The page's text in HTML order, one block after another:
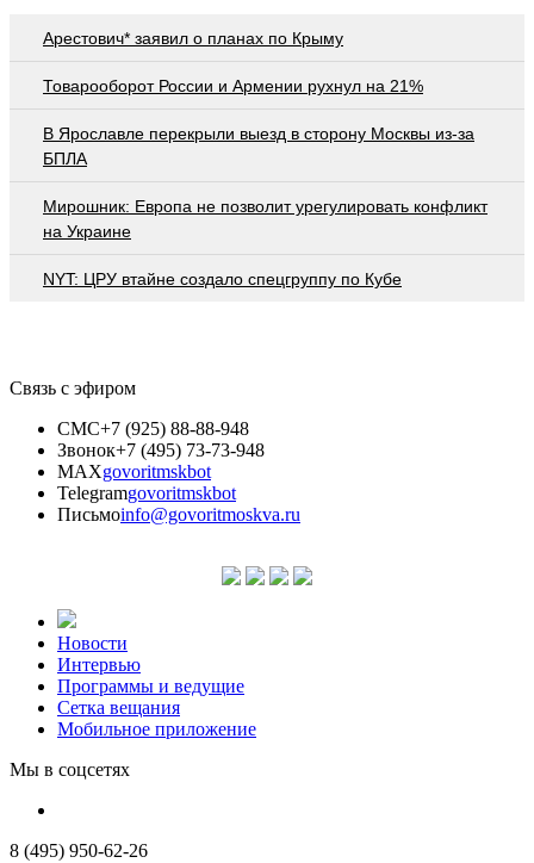
Арестович* заявил о планах по Крыму
Товарооборот России и Армении рухнул на 21%
В Ярославле перекрыли выезд в сторону Москвы из-за
БПЛА
Мирошник: Европа не позволит урегулировать конфликт
на Украине
NYT: ЦРУ втайне создало спецгруппу по Кубе
Связь с эфиром
СМС+7 (925) 88-88-948
Звонок+7 (495) 73-73-948
MAXgovoritmskbot
Telegramgovoritmskbot
Письмоinfo@govoritmoskva.ru
Новости
Интервью
Программы и ведущие
Сетка вещания
Мобильное приложение
Мы в соцсетях
8 (495) 950-62-26